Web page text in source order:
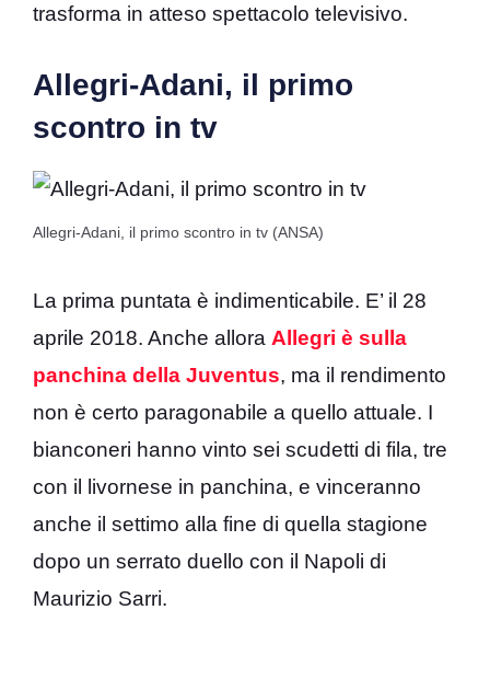
trasforma in atteso spettacolo televisivo.
Allegri-Adani, il primo
scontro in tv
Allegri-Adani, il primo scontro in tv (ANSA)
La prima puntata è indimenticabile. E’ il 28
aprile 2018. Anche allora Allegri è sulla
panchina della Juventus, ma il rendimento
non è certo paragonabile a quello attuale. I
bianconeri hanno vinto sei scudetti di fila, tre
con il livornese in panchina, e vinceranno
anche il settimo alla fine di quella stagione
dopo un serrato duello con il Napoli di
Maurizio Sarri.